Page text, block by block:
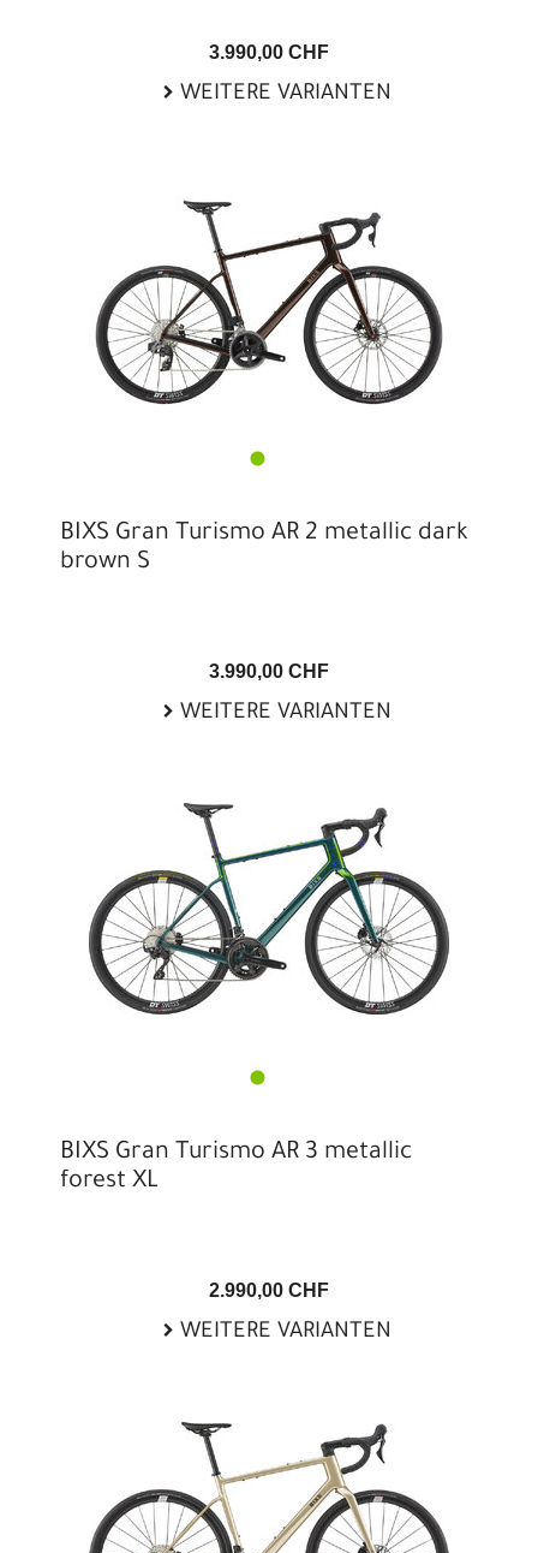
3.990,00 CHF
WEITERE VARIANTEN
BIXS Gran Turismo AR 2 metallic dark
brown S
3.990,00 CHF
WEITERE VARIANTEN
BIXS Gran Turismo AR 3 metallic
forest XL
2.990,00 CHF
WEITERE VARIANTEN